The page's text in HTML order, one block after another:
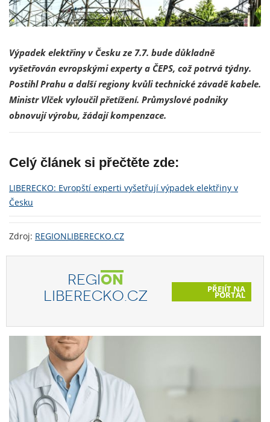
Výpadek elektřiny v Česku ze 7.7. bude důkladně
vyšetřován evropskými experty a ČEPS, což potrvá týdny.
Postihl Prahu a další regiony kvůli technické závadě kabele.
Ministr Vlček vyloučil přetížení. Průmyslové podniky
obnovují výrobu, žádají kompenzace.
Celý článek si přečtěte zde:
LIBERECKO: Evropští experti vyšetřují výpadek elektřiny v
Česku
Zdroj: REGIONLIBERECKO.CZ
REGION
LIBERECKO.CZ
PŘEJÍT NA
PORTÁL